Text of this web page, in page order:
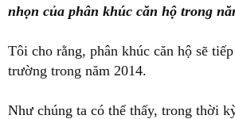
nhọn của phân khúc căn hộ trong
Tôi cho rằng, phân khúc căn hộ sẽ
trường trong năm 2014.
Như chúng ta có thể thấy, trong thời